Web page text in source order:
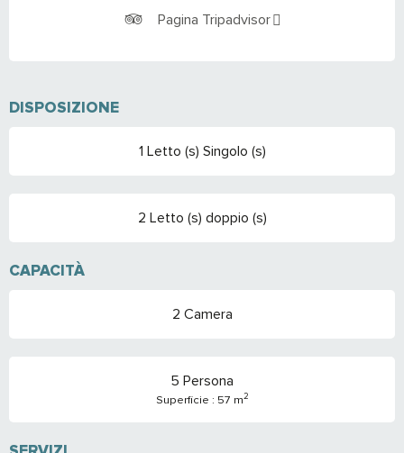
Pagina Tripadvisor
DISPOSIZIONE
1 Letto (s) Singolo (s)
2 Letto (s) doppio (s)
CAPACITÀ
2 Camera
5 Persona
Superficie : 57 m2